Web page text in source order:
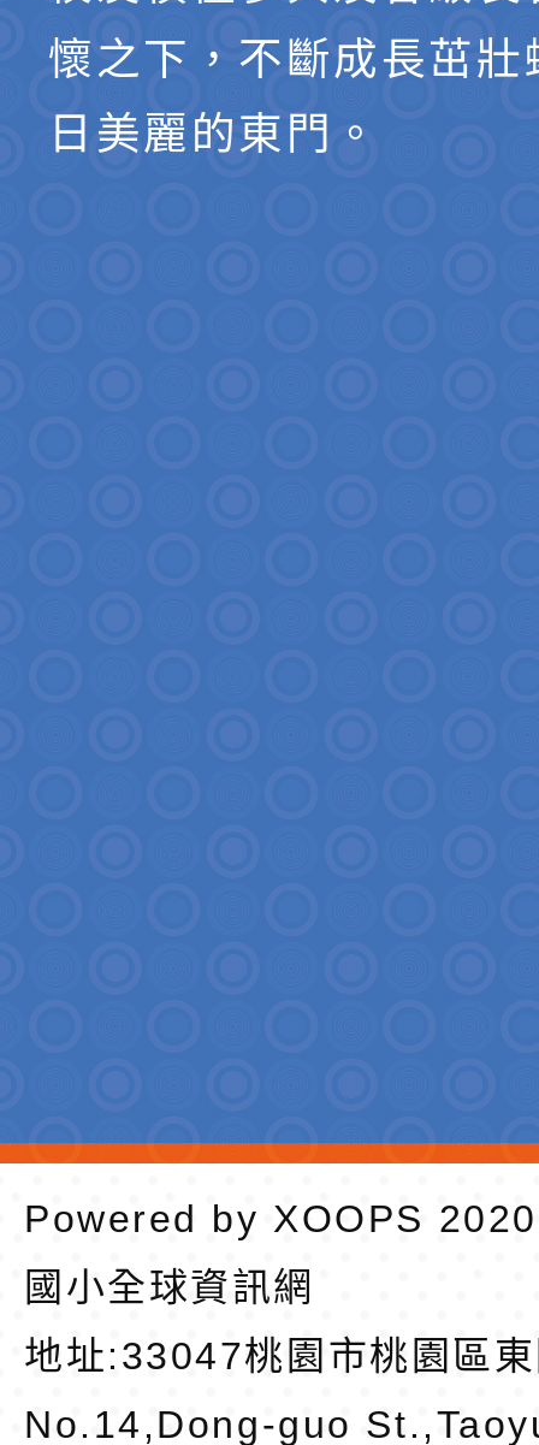
懷之下，不斷成長茁壯
日美麗的東門。
Powered by XOOPS
國小全球資訊網
地址:33047桃園市桃園區
No.14,Dong-guo